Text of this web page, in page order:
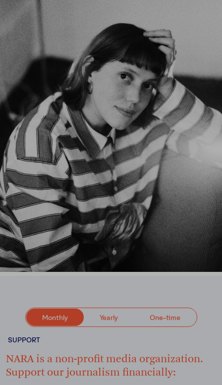
Monthly Yearly One-time
SUPPORT
NARA is a non-profit media organization.
Support our journalism financially: